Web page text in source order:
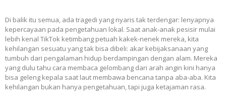
Di balik itu semua, ada tragedi yang nyaris tak terdengar: lenyapnya
kepercayaan pada pengetahuan lokal. Saat anak-anak pesisir mulai
lebih kenal TikTok ketimbang petuah kakek-nenek mereka, kita
kehilangan sesuatu yang tak bisa dibeli: akar kebijaksanaan yang
tumbuh dari pengalaman hidup berdampingan dengan alam. Mereka
yang dulu tahu cara membaca gelombang dari arah angin kini hanya
bisa geleng kepala saat laut membawa bencana tanpa aba-aba. Kita
kehilangan bukan hanya pengetahuan, tapi juga ketajaman rasa.